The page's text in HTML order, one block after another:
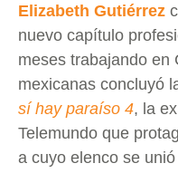
Elizabeth Gutiérrez
nuevo capítulo
meses trabajando en
mexicanas concluyó
sí hay paraíso 4, la
Telemundo que
a cuyo elenco se unió